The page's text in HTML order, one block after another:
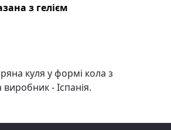
з гелієм
куля у формі кола з
- Іспанія.